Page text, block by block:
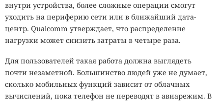
внутри устройства, более сложные операции смогут
уходить на периферию сети или в ближайший дата-
центр. Qualcomm утверждает, что распределение
нагрузки может снизить затраты в четыре раза.
Для пользователей такая работа должна выглядеть
почти незаметной. Большинство людей уже не думает,
сколько мобильных функций зависит от облачных
вычислений, пока телефон не переводят в авиарежим. В